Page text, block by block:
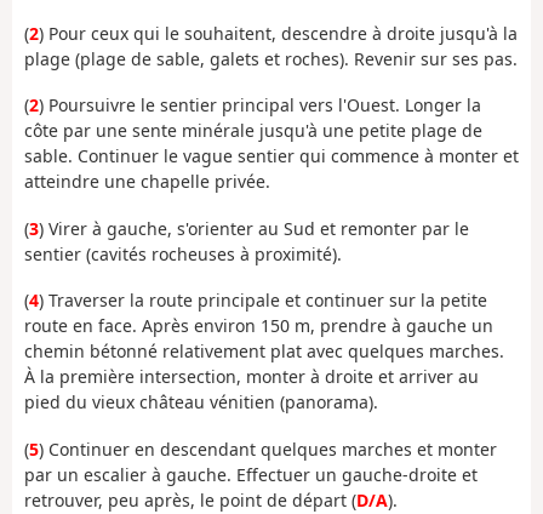
(2) Pour ceux qui le souhaitent, descendre à droite jusqu'à la
plage (plage de sable, galets et roches). Revenir sur ses pas.
(2) Poursuivre le sentier principal vers l'Ouest. Longer la
côte par une sente minérale jusqu'à une petite plage de
sable. Continuer le vague sentier qui commence à monter et
atteindre une chapelle privée.
(3) Virer à gauche, s'orienter au Sud et remonter par le
sentier (cavités rocheuses à proximité).
(4) Traverser la route principale et continuer sur la petite
route en face. Après environ 150 m, prendre à gauche un
chemin bétonné relativement plat avec quelques marches.
À la première intersection, monter à droite et arriver au
pied du vieux château vénitien (panorama).
(5) Continuer en descendant quelques marches et monter
par un escalier à gauche. Effectuer un gauche-droite et
retrouver, peu après, le point de départ (D/A).